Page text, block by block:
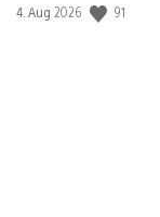
Veröffentlichungsdatum:
4. Aug 2026 91